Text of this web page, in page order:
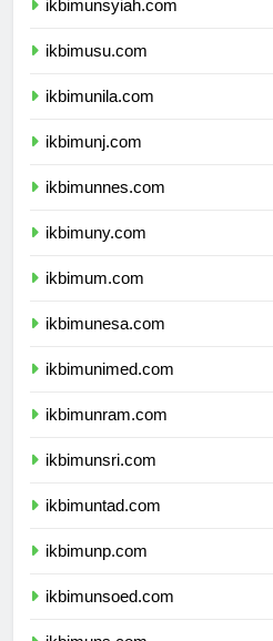
ikbimunsyiah.com
ikbimusu.com
ikbimunila.com
ikbimunj.com
ikbimunnes.com
ikbimuny.com
ikbimum.com
ikbimunesa.com
ikbimunimed.com
ikbimunram.com
ikbimunsri.com
ikbimuntad.com
ikbimunp.com
ikbimunsoed.com